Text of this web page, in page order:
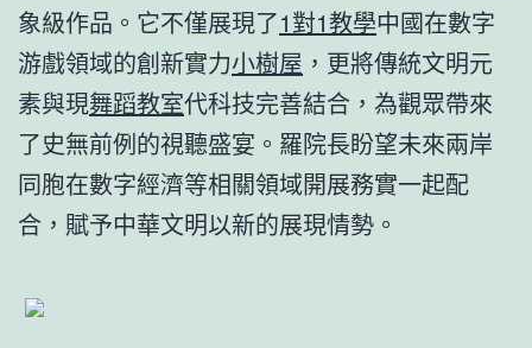
象級作品。它不僅展現了1對1教學中國在數字
游戲領域的創新實力小樹屋 ，更將傳統文明元
素與現舞蹈教室代科技完善結合，為觀眾帶來
了史無前例的視聽盛宴。羅院長盼望未來兩岸
同胞在數字經濟等相關領域開展務實一起配
合，賦予中華文明以新的展現情勢。